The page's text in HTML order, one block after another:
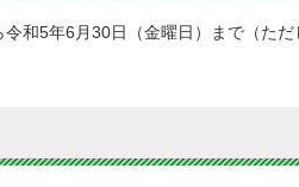
和5年6月30日（金曜日）まで（た